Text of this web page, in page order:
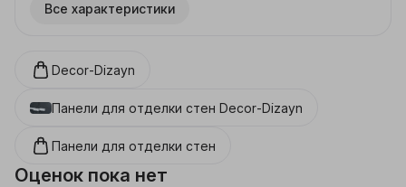
значительно упрощает процесс установки и
AK-125, артикул 9636332. Декоративный молдинг
также отлично подходит для потолков, помогая
пространство на функциональные зоны. Лепнина из
экологичный и долговечный продукт, что делает его
Все характеристики
Decor-Dizayn
Панели для отделки стен Decor-Dizayn
Панели для отделки стен
Оценок пока нет